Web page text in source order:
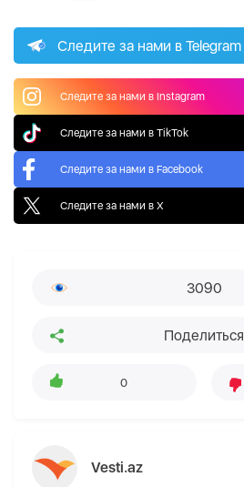
Следите за нами в Telegram
Следите за нами в Instagram
Следите за нами в TikTok
Следите за нами в Facebook
Следите за нами в X
3090
Поделиться
0
Vesti.az